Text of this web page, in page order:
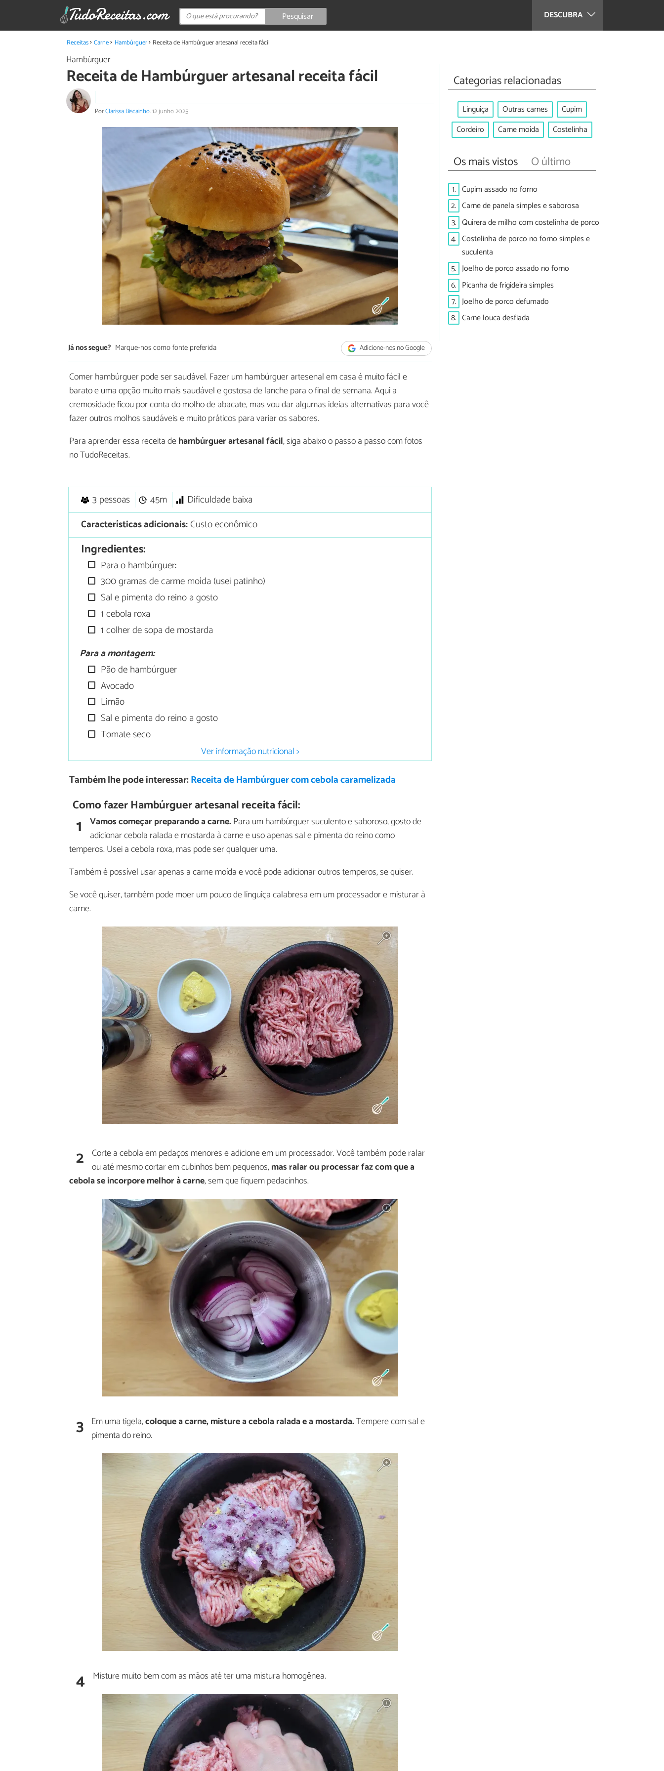
DESCUBRA
Pesquisar
Receitas Carne Hambúrguer Receita de Hambúrguer artesanal receita fácil
Hambúrguer
Receita de Hambúrguer artesanal receita fácil
PorClarissa Biscainho.12 junho 2025
Já nos segue? Marque-nos como fonte preferida Adicione-nos no Google
Comer hambúrguer pode ser saudável. Fazer um hambúrguer artesenal em casa é muito fácil e
barato e uma opção muito mais saudável e gostosa de lanche para o final de semana. Aqui a
cremosidade ficou por conta do molho de abacate, mas vou dar algumas ideias alternativas para você
fazer outros molhos saudáveis e muito práticos para variar os sabores.
Para aprender essa receita dehambúrguer artesanal fácil, siga abaixo o passo a passo com fotos
no TudoReceitas.
3 pessoas 45m
Dificuldade baixa
Características adicionais:Custo econômico
Ingredientes:
Para o hambúrguer:
300 gramas de carme moída (usei patinho)
Sal e pimenta do reino a gosto
1 cebola roxa
1 colher de sopa de mostarda
Para a montagem:
Pão de hambúrguer
Avocado
Limão
Sal e pimenta do reino a gosto
Tomate seco
Ver informação nutricional >
Também lhe pode interessar:Receita de Hambúrguer com cebola caramelizada
Como fazer Hambúrguer artesanal receita fácil:
1 Vamos começar preparando a carne.Para um hambúrguer suculento e saboroso, gosto de
adicionar cebola ralada e mostarda à carne e uso apenas sal e pimenta do reino como
temperos. Usei a cebola roxa, mas pode ser qualquer uma.
Também é possível usar apenas a carne moída e você pode adicionar outros temperos, se quiser.
Se você quiser, também pode moer um pouco de linguiça calabresa em um processador e misturar à
carne.
2 Corte a cebola em pedaços menores e adicione em um processador. Você também pode ralar
ou até mesmo cortar em cubinhos bem pequenos,mas ralar ou processar faz com que a
cebola se incorpore melhor à carne, sem que fiquem pedacinhos.
3 Em uma tigela,coloque a carne, misture a cebola ralada e a mostarda.Tempere com sal e
pimenta do reino.
4 Misture muito bem com as mãos até ter uma mistura homogênea.
Categorias relacionadas
Linguiça Outras carnes
Cupim
Cordeiro
Carne moída Costelinha
Os mais vistos O último
1. Cupim assado no forno
2. Carne de panela simples e saborosa
3. Quirera de milho com costelinha de porco
4. Costelinha de porco no forno simples e
suculenta
5. Joelho de porco assado no forno
6. Picanha de frigideira simples
7. Joelho de porco defumado
8. Carne louca desfiada